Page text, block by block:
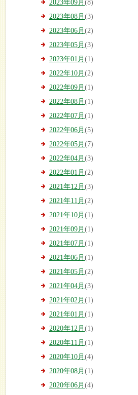
2023年09月 (8)
2023年08月 (3)
2023年06月 (2)
2023年05月 (3)
2023年01月 (1)
2022年10月 (2)
2022年09月 (1)
2022年08月 (1)
2022年07月 (1)
2022年06月 (5)
2022年05月 (7)
2022年04月 (3)
2022年01月 (2)
2021年12月 (3)
2021年11月 (2)
2021年10月 (1)
2021年09月 (1)
2021年07月 (1)
2021年06月 (1)
2021年05月 (2)
2021年04月 (3)
2021年02月 (1)
2021年01月 (1)
2020年12月 (1)
2020年11月 (1)
2020年10月 (4)
2020年08月 (1)
2020年06月 (4)